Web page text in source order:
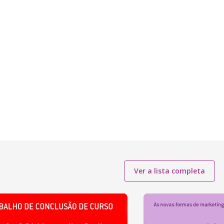
Ver a lista completa